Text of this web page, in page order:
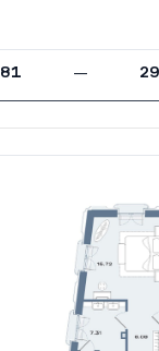
81 —